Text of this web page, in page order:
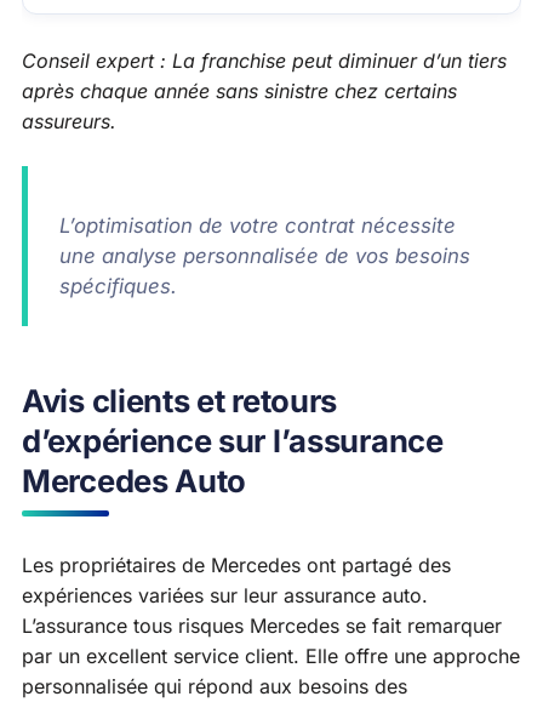
Conseil expert : La franchise peut diminuer d’un tiers
après chaque année sans sinistre chez certains
assureurs.
L’optimisation de votre contrat nécessite
une analyse personnalisée de vos besoins
spécifiques.
Avis clients et retours
d’expérience sur l’assurance
Mercedes Auto
Les propriétaires de Mercedes ont partagé des
expériences variées sur leur assurance auto.
L’assurance tous risques Mercedes se fait remarquer
par un excellent service client. Elle offre une approche
personnalisée qui répond aux besoins des